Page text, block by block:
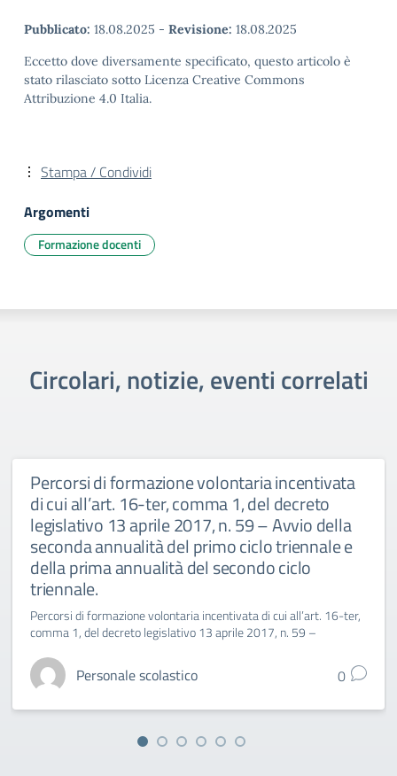
Pubblicato: 18.08.2025 - Revisione: 18.08.2025
Eccetto dove diversamente specificato, questo articolo è
stato rilasciato sotto Licenza Creative Commons
Attribuzione 4.0 Italia.
Stampa / Condividi
Argomenti
Formazione docenti
Circolari, notizie, eventi correlati
Percorsi di formazione volontaria incentivata
di cui all’art. 16-ter, comma 1, del decreto
legislativo 13 aprile 2017, n. 59 – Avvio della
seconda annualità del primo ciclo triennale e
della prima annualità del secondo ciclo
triennale.
Percorsi di formazione volontaria incentivata di cui all’art. 16-ter,
comma 1, del decreto legislativo 13 aprile 2017, n. 59 –
Personale scolastico 0